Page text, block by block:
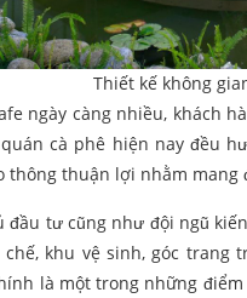
Thiết kế không
ngày càng nhiều, khách
cà phê hiện nay đều
thông thuận lợi nhằm mang
tư cũng như đội ngũ
khu vệ sinh, góc
là một trong những